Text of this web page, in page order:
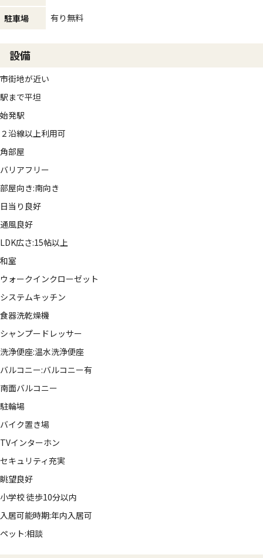
駐車場 有り無料
設備
市街地が近い
駅まで平坦
始発駅
２沿線以上利用可
角部屋
バリアフリー
部屋向き:南向き
日当り良好
通風良好
LDK広さ:15帖以上
和室
ウォークインクローゼット
システムキッチン
食器洗乾燥機
シャンプードレッサー
洗浄便座:温水洗浄便座
バルコニー:バルコニー有
南面バルコニー
駐輪場
バイク置き場
TVインターホン
セキュリティ充実
眺望良好
小学校 徒歩10分以内
入居可能時期:年内入居可
ペット:相談